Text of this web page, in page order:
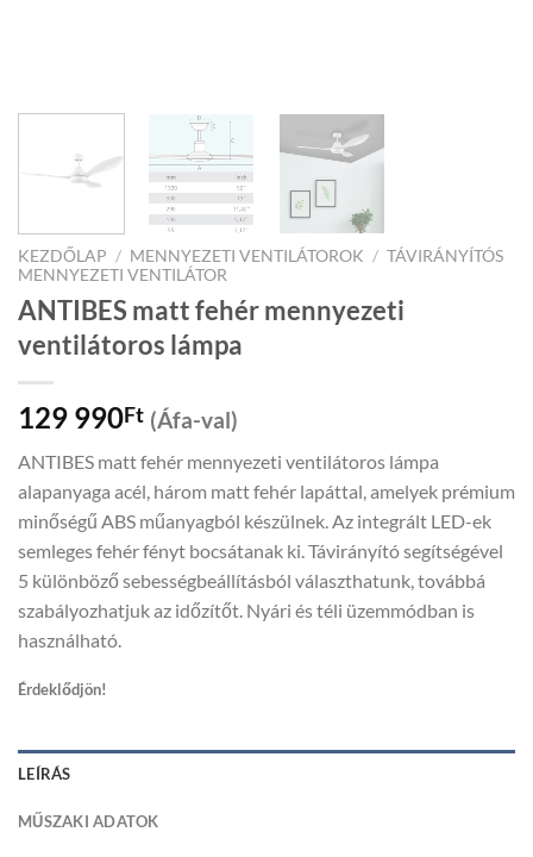
KEZDŐLAP / MENNYEZETI VENTILÁTOROK / TÁVIRÁNYÍTÓS
MENNYEZETI VENTILÁTOR
ANTIBES matt fehér mennyezeti
ventilátoros lámpa
129 990Ft (Áfa-val)
ANTIBES matt fehér mennyezeti ventilátoros lámpa
alapanyaga acél, három matt fehér lapáttal, amelyek prémium
minőségű ABS műanyagból készülnek. Az integrált LED-ek
semleges fehér fényt bocsátanak ki. Távirányító segítségével
5 különböző sebességbeállításból választhatunk, továbbá
szabályozhatjuk az időzítőt. Nyári és téli üzemmódban is
használható.
Érdeklődjön!
LEÍRÁS
MŰSZAKI ADATOK